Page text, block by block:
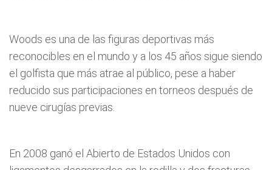
Woods es una de las figuras deportivas más
reconocibles en el mundo y a los 45 años sigue siendo
el golfista que más atrae al público, pese a haber
reducido sus participaciones en torneos después de
nueve cirugías previas.
En 2008 ganó el Abierto de Estados Unidos con